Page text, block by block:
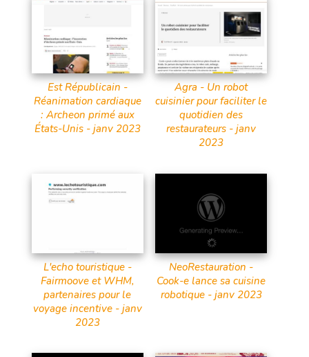
Est Républicain -
Réanimation cardiaque
: Archeon primé aux
États-Unis - janv 2023
Agra - Un robot
cuisinier pour faciliter le
quotidien des
restaurateurs - janv
2023
L'echo touristique -
Fairmoove et WHM,
partenaires pour le
voyage incentive - janv
2023
NeoRestauration -
Cook-e lance sa cuisine
robotique - janv 2023